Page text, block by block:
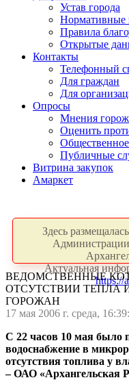
Устав города
Нормативные
Правила
Открытые
Контакты
Телефонный
Для граждан
Для
Опросы
Мнения
Оценить
Публичные
Витрина закупок
Амаркет
Здесь
Администрации
Актуальная
https://
ВЕДОМСТВЕННЫЕ
ОТСУТСТВИИ ТЕПЛА
ГОРОЖАН
17 мая 2006 г. среда,
С 22 часов 10 мая было
водоснабжение в
отсутствия топлива у
– ОАО «Архангельская